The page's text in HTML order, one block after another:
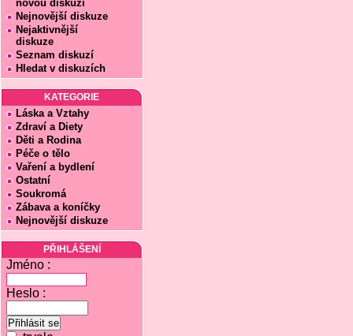
novou diskuzi
Nejnovější diskuze
Nejaktivnější
diskuze
Seznam diskuzí
Hledat v diskuzích
KATEGORIE
Láska a Vztahy
Zdraví a Diety
Děti a Rodina
Péče o tělo
Vaření a bydlení
Ostatní
Soukromá
Zábava a koníčky
Nejnovější diskuze
PŘIHLÁŠENÍ
Jméno :
Heslo :